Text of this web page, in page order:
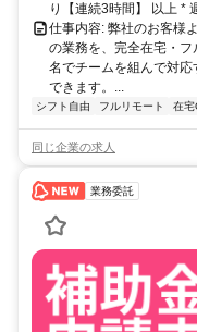
り【連続3時間】 以上 *
仕事内容: 弊社のお客様
の業務を、完全在宅・
名でチームを組んで対
できます。...
シフト自由 フルリモート 在宅
同じ企業の求人
業務委託